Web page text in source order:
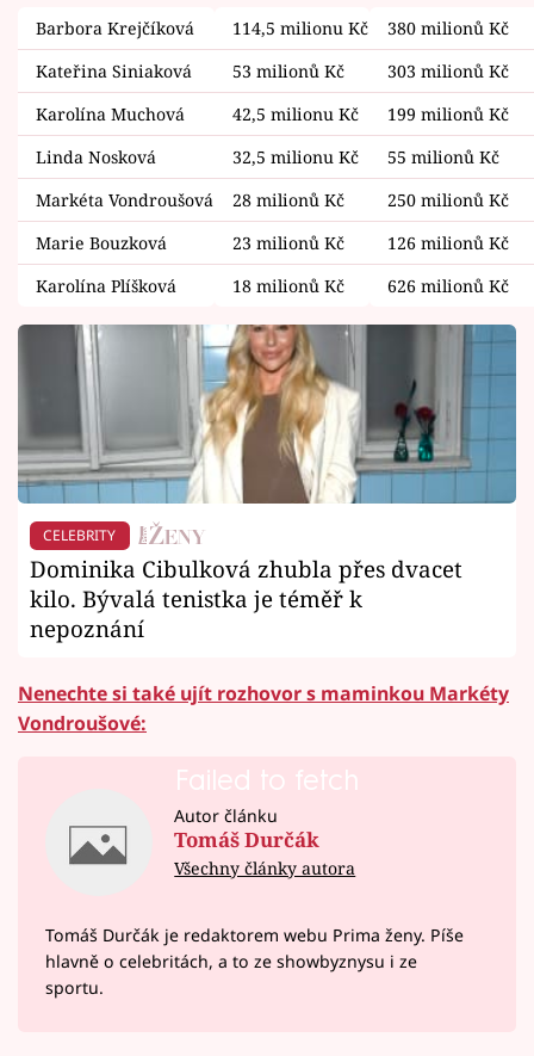
Barbora Krejčíková 114,5 milionu Kč
380 milionů Kč
Kateřina Siniaková
53 milionů Kč
303 milionů Kč
Karolína Muchová
42,5 milionu Kč
199 milionů Kč
Linda Nosková
32,5 milionu Kč
55 milionů Kč
Markéta Vondroušová
28 milionů Kč
250 milionů Kč
Marie Bouzková
23 milionů Kč
126 milionů Kč
Karolína Plíšková
18 milionů Kč 626 milionů Kč
CELEBRITY
Dominika Cibulková zhubla přes dvacet
kilo. Bývalá tenistka je téměř k
nepoznání
Nenechte si také ujít rozhovor s maminkou Markéty
Vondroušové:
Failed to fetch
Autor článku
Tomáš Durčák
Všechny články autora
Tomáš Durčák je redaktorem webu Prima ženy. Píše
hlavně o celebritách, a to ze showbyznysu i ze
sportu.